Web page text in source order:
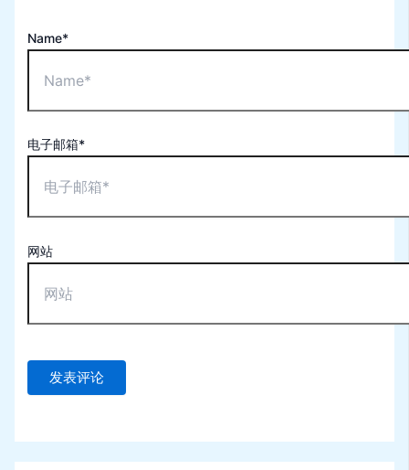
Name*
电子邮箱*
网站